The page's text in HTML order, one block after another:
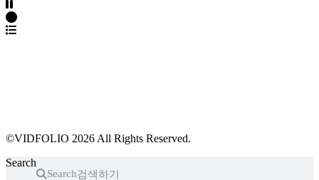
©VIDFOLIO 2026 All Rights Reserved.
Search
Search